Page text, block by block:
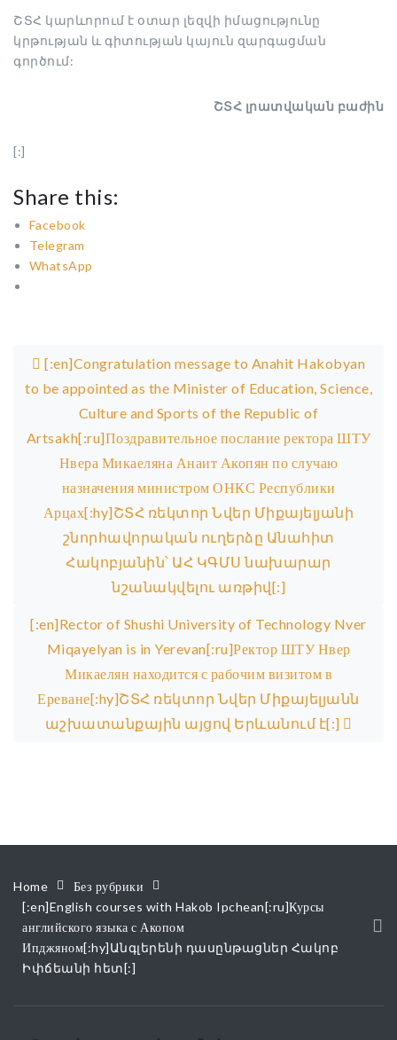
ՇՏՀ կարևորում է օտար լեզվի իմացությունը
կրթության և գիտության կայուն զարգացման
գործում:
ՇՏՀ լրատվական բաժին
[:]
Share this:
Facebook
Telegram
WhatsApp
[:en]Congratulation message to Anahit Hakobyan
to be appointed as the Minister of Education, Science,
Culture and Sports of the Republic of
Artsakh[:ru]Поздравительное послание ректора ШТУ
Нвера Микаеляна Анаит Акопян по случаю
назначения министром ОНКС Республики
Арцах[:hy]ՇՏՀ ռեկտոր Նվեր Միքայելյանի
շնորհավորական ուղերձը Անահիտ
Հակոբյանին՝ ԱՀ ԿԳՄՍ նախարար
նշանակվելու առթիվ[:]
[:en]Rector of Shushi University of Technology Nver
Miqayelyan is in Yerevan[:ru]Ректор ШТУ Нвер
Микаелян находится с рабочим визитом в
Ереване[:hy]ՇՏՀ ռեկտոր Նվեր Միքայելյանն
աշխատանքային այցով Երևանում է[:]
Home
Без рубрики
[:en]English courses with Hakob Ipchean[:ru]Курсы
английского языка с Акопом
Ипджяном[:hy]Անգլերենի դասընթացներ Հակոբ
Իփճեանի հետ[:]